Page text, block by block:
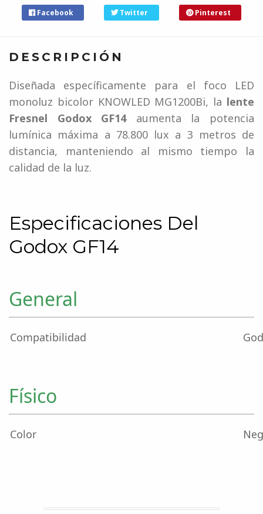
Facebook Twitter Pinterest
DESCRIPCIÓN
Diseñada específicamente para el foco LED
monoluz bicolor KNOWLED MG1200Bi, la lente
Fresnel Godox GF14aumenta la potencia
lumínica máxima a 78.800 lux a 3 metros de
distancia, manteniendo al mismo tiempo la
calidad de la luz.
Especificaciones Del
Godox GF14
General
Compatibilidad
Físico
Color